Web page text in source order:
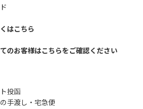
はこちら
のお客様はこちらをご確認ください
投函
手渡し・宅急便